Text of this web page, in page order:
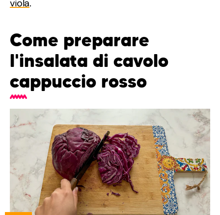
viola.
Come preparare
l'insalata di cavolo
cappuccio rosso